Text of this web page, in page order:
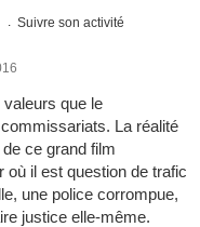
Suivre son activité
que le
La réalité
ce grand film
où il est question de trafic
une police corrompue,
justice elle-même.